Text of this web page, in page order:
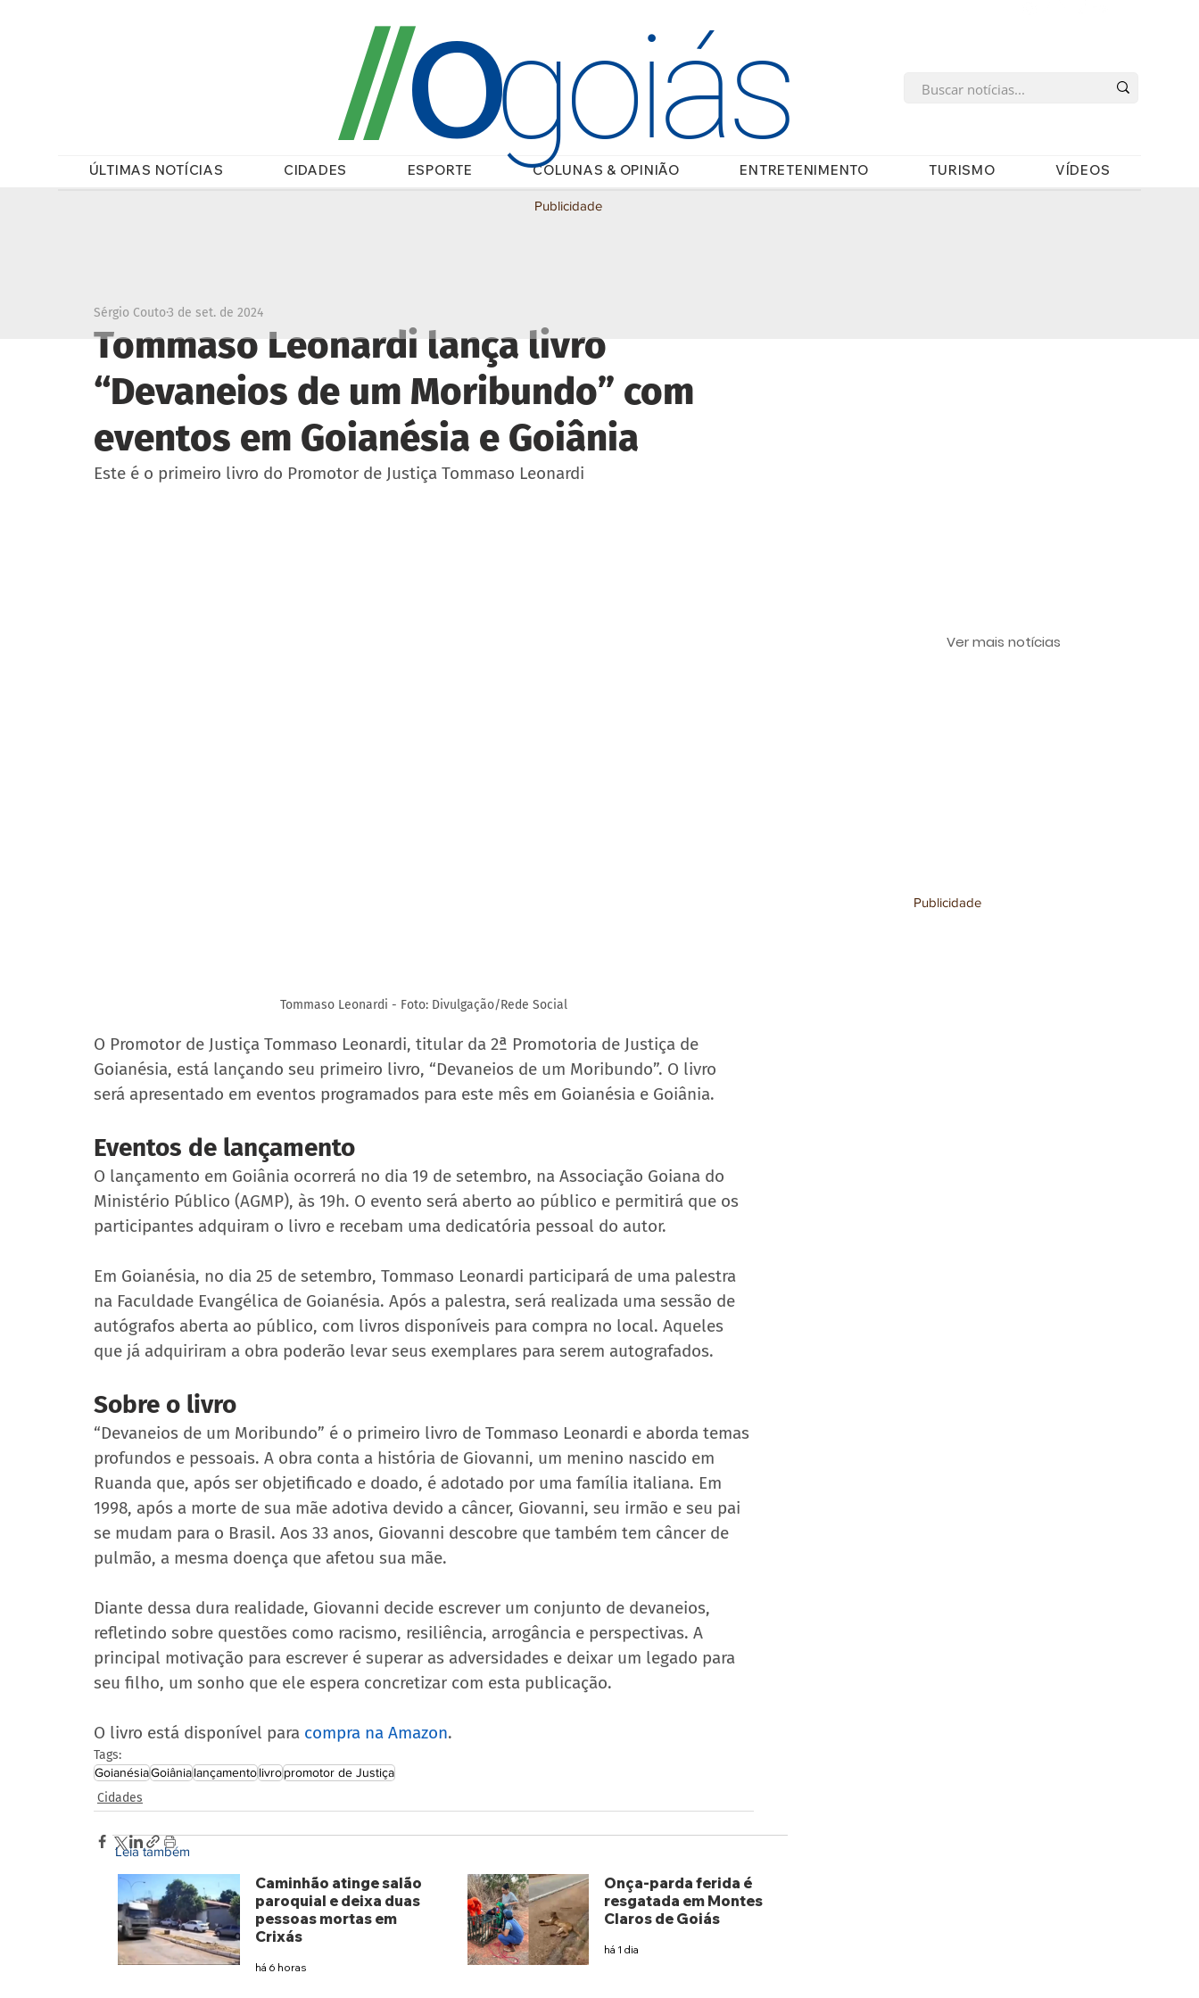
ÚLTIMAS NOTÍCIAS CIDADES ESPORTE COLUNAS & OPINIÃO ENTRETENIMENTO TURISMO VÍDEOS
//Ogoiás
Tommaso Leonardi lança livro
“Devaneios de um Moribundo” com
eventos em Goianésia e Goiânia
Sérgio Couto3 de set. de 2024
Este é o primeiro livro do Promotor de Justiça Tommaso Leonardi
Tommaso Leonardi - Foto: Divulgação/Rede Social
O Promotor de Justiça Tommaso Leonardi, titular da 2ª Promotoria de Justiça de
Goianésia, está lançando seu primeiro livro, “Devaneios de um Moribundo”. O livro
será apresentado em eventos programados para este mês em Goianésia e Goiânia.
Eventos de lançamento
O lançamento em Goiânia ocorrerá no dia 19 de setembro, na Associação Goiana do
Ministério Público (AGMP), às 19h. O evento será aberto ao público e permitirá que os
participantes adquiram o livro e recebam uma dedicatória pessoal do autor.
Em Goianésia, no dia 25 de setembro, Tommaso Leonardi participará de uma palestra
na Faculdade Evangélica de Goianésia. Após a palestra, será realizada uma sessão de
autógrafos aberta ao público, com livros disponíveis para compra no local. Aqueles
que já adquiriram a obra poderão levar seus exemplares para serem autografados.
Sobre o livro
“Devaneios de um Moribundo” é o primeiro livro de Tommaso Leonardi e aborda temas
profundos e pessoais. A obra conta a história de Giovanni, um menino nascido em
Ruanda que, após ser objetificado e doado, é adotado por uma família italiana. Em
1998, após a morte de sua mãe adotiva devido a câncer, Giovanni, seu irmão e seu pai
se mudam para o Brasil. Aos 33 anos, Giovanni descobre que também tem câncer de
pulmão, a mesma doença que afetou sua mãe.
Diante dessa dura realidade, Giovanni decide escrever um conjunto de devaneios,
refletindo sobre questões como racismo, resiliência, arrogância e perspectivas. A
principal motivação para escrever é superar as adversidades e deixar um legado para
seu filho, um sonho que ele espera concretizar com esta publicação.
O livro está disponível para compra na Amazon.
Tags:
GoianésiaGoiânialançamentolivropromotor de Justiça
Cidades
Publicidade
Publicidade
Ver mais notícias
Leia também
Caminhão atinge salão
paroquial e deixa duas
pessoas mortas em
Crixás
há 6 horas
Onça-parda ferida é
resgatada em Montes
Claros de Goiás
há 1 dia